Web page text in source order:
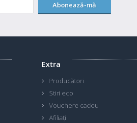
Abonează-mă
Extra
Producători
Stiri eco
Vouchere cadou
Afiliaţi